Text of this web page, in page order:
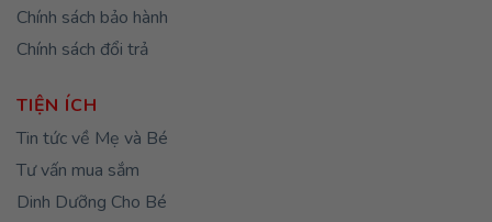
Chính sách bảo hành
Chính sách đổi trả
TIỆN ÍCH
Tin tức về Mẹ và Bé
Tư vấn mua sắm
Dinh Dưỡng Cho Bé